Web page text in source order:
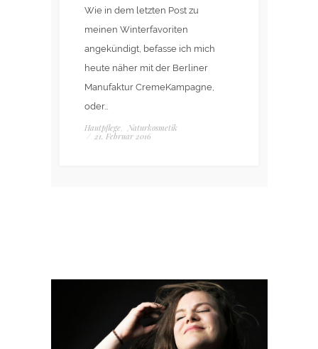
Wie in dem letzten Post zu
meinen Winterfavoriten
angekündigt, befasse ich mich
heute näher mit der Berliner
Manufaktur CremeKampagne,
oder…
Hautpflege, Naturkosmetik
/ 21. Februar 2016